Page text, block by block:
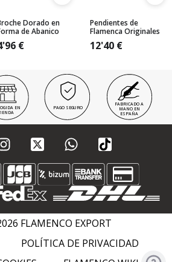
Dorado en
de Abanico
€
Pendientes de
Flamenca Originales
12'40 €
EN
PAGO SEGURO
FABRICADO A
MANO EN
ESPAÑA
FLAMENCO EXPORT
POLÍTICA DE PRIVACIDAD